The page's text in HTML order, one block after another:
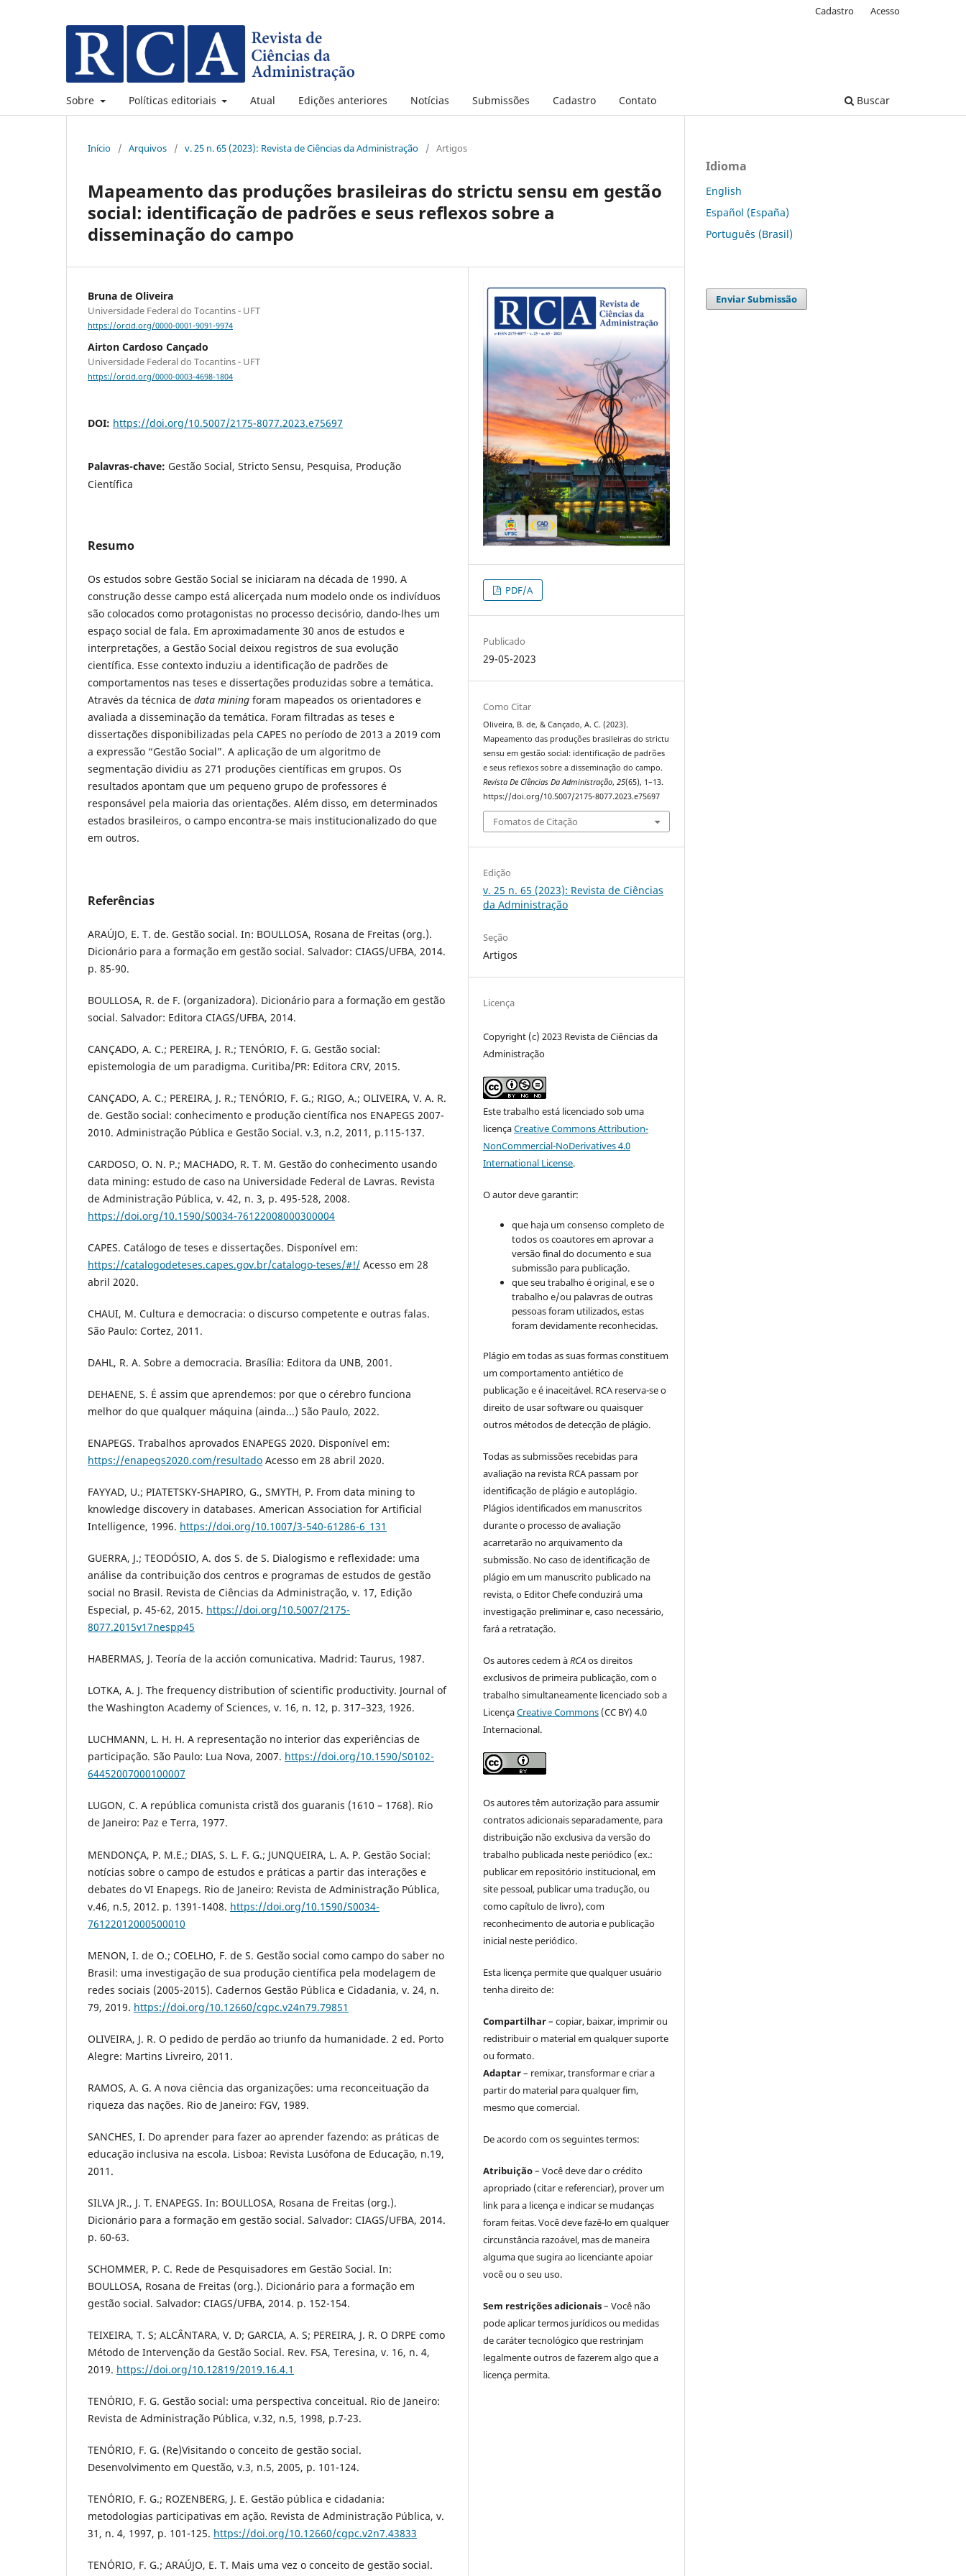
Sobre Políticas editoriais Atual Edições anteriores Notícias Submissões Cadastro Contato Buscar
Cadastro Acesso
Início / Arquivos / v. 25 n. 65 (2023): Revista de Ciências da Administração / Artigos
Mapeamento das produções brasileiras do strictu sensu em gestão
social: identificação de padrões e seus reflexos sobre a
disseminação do campo
Bruna de Oliveira
Universidade Federal do Tocantins - UFT
https://orcid.org/0000-0001-9091-9974
Airton Cardoso Cançado
Universidade Federal do Tocantins - UFT
https://orcid.org/0000-0003-4698-1804
DOI: https://doi.org/10.5007/2175-8077.2023.e75697
Palavras-chave: Gestão Social, Stricto Sensu, Pesquisa, Produção
Científica
Resumo
Os estudos sobre Gestão Social se iniciaram na década de 1990. A
construção desse campo está alicerçada num modelo onde os indivíduos
são colocados como protagonistas no processo decisório, dando-lhes um
espaço social de fala. Em aproximadamente 30 anos de estudos e
interpretações, a Gestão Social deixou registros de sua evolução
científica. Esse contexto induziu a identificação de padrões de
comportamentos nas teses e dissertações produzidas sobre a temática.
Através da técnica de data mining foram mapeados os orientadores e
avaliada a disseminação da temática. Foram filtradas as teses e
dissertações disponibilizadas pela CAPES no período de 2013 a 2019 com
a expressão “Gestão Social”. A aplicação de um algoritmo de
segmentação dividiu as 271 produções científicas em grupos. Os
resultados apontam que um pequeno grupo de professores é
responsável pela maioria das orientações. Além disso, em determinados
estados brasileiros, o campo encontra-se mais institucionalizado do que
em outros.
Referências
ARAÚJO, E. T. de. Gestão social. In: BOULLOSA, Rosana de Freitas (org.).
Dicionário para a formação em gestão social. Salvador: CIAGS/UFBA, 2014.
p. 85-90.
BOULLOSA, R. de F. (organizadora). Dicionário para a formação em gestão
social. Salvador: Editora CIAGS/UFBA, 2014.
CANÇADO, A. C.; PEREIRA, J. R.; TENÓRIO, F. G. Gestão social:
epistemologia de um paradigma. Curitiba/PR: Editora CRV, 2015.
CANÇADO, A. C.; PEREIRA, J. R.; TENÓRIO, F. G.; RIGO, A.; OLIVEIRA, V. A. R.
de. Gestão social: conhecimento e produção científica nos ENAPEGS 2007-
2010. Administração Pública e Gestão Social. v.3, n.2, 2011, p.115-137.
CARDOSO, O. N. P.; MACHADO, R. T. M. Gestão do conhecimento usando
data mining: estudo de caso na Universidade Federal de Lavras. Revista
de Administração Pública, v. 42, n. 3, p. 495-528, 2008.
https://doi.org/10.1590/S0034-76122008000300004
CAPES. Catálogo de teses e dissertações. Disponível em:
https://catalogodeteses.capes.gov.br/catalogo-teses/#!/ Acesso em 28
abril 2020.
CHAUI, M. Cultura e democracia: o discurso competente e outras falas.
São Paulo: Cortez, 2011.
DAHL, R. A. Sobre a democracia. Brasília: Editora da UNB, 2001.
DEHAENE, S. É assim que aprendemos: por que o cérebro funciona
melhor do que qualquer máquina (ainda...) São Paulo, 2022.
ENAPEGS. Trabalhos aprovados ENAPEGS 2020. Disponível em:
https://enapegs2020.com/resultado Acesso em 28 abril 2020.
FAYYAD, U.; PIATETSKY-SHAPIRO, G., SMYTH, P. From data mining to
knowledge discovery in databases. American Association for Artificial
Intelligence, 1996. https://doi.org/10.1007/3-540-61286-6_131
GUERRA, J.; TEODÓSIO, A. dos S. de S. Dialogismo e reflexidade: uma
análise da contribuição dos centros e programas de estudos de gestão
social no Brasil. Revista de Ciências da Administração, v. 17, Edição
Especial, p. 45-62, 2015. https://doi.org/10.5007/2175-
8077.2015v17nespp45
HABERMAS, J. Teoría de la acción comunicativa. Madrid: Taurus, 1987.
LOTKA, A. J. The frequency distribution of scientific productivity. Journal of
the Washington Academy of Sciences, v. 16, n. 12, p. 317–323, 1926.
LUCHMANN, L. H. H. A representação no interior das experiências de
participação. São Paulo: Lua Nova, 2007. https://doi.org/10.1590/S0102-
64452007000100007
LUGON, C. A república comunista cristã dos guaranis (1610 – 1768). Rio
de Janeiro: Paz e Terra, 1977.
MENDONÇA, P. M.E.; DIAS, S. L. F. G.; JUNQUEIRA, L. A. P. Gestão Social:
notícias sobre o campo de estudos e práticas a partir das interações e
debates do VI Enapegs. Rio de Janeiro: Revista de Administração Pública,
v.46, n.5, 2012. p. 1391-1408. https://doi.org/10.1590/S0034-
76122012000500010
MENON, I. de O.; COELHO, F. de S. Gestão social como campo do saber no
Brasil: uma investigação de sua produção científica pela modelagem de
redes sociais (2005-2015). Cadernos Gestão Pública e Cidadania, v. 24, n.
79, 2019. https://doi.org/10.12660/cgpc.v24n79.79851
OLIVEIRA, J. R. O pedido de perdão ao triunfo da humanidade. 2 ed. Porto
Alegre: Martins Livreiro, 2011.
RAMOS, A. G. A nova ciência das organizações: uma reconceituação da
riqueza das nações. Rio de Janeiro: FGV, 1989.
SANCHES, I. Do aprender para fazer ao aprender fazendo: as práticas de
educação inclusiva na escola. Lisboa: Revista Lusófona de Educação, n.19,
2011.
SILVA JR., J. T. ENAPEGS. In: BOULLOSA, Rosana de Freitas (org.).
Dicionário para a formação em gestão social. Salvador: CIAGS/UFBA, 2014.
p. 60-63.
SCHOMMER, P. C. Rede de Pesquisadores em Gestão Social. In:
BOULLOSA, Rosana de Freitas (org.). Dicionário para a formação em
gestão social. Salvador: CIAGS/UFBA, 2014. p. 152-154.
TEIXEIRA, T. S; ALCÂNTARA, V. D; GARCIA, A. S; PEREIRA, J. R. O DRPE como
Método de Intervenção da Gestão Social. Rev. FSA, Teresina, v. 16, n. 4,
2019. https://doi.org/10.12819/2019.16.4.1
TENÓRIO, F. G. Gestão social: uma perspectiva conceitual. Rio de Janeiro:
Revista de Administração Pública, v.32, n.5, 1998, p.7-23.
TENÓRIO, F. G. (Re)Visitando o conceito de gestão social.
Desenvolvimento em Questão, v.3, n.5, 2005, p. 101-124.
TENÓRIO, F. G.; ROZENBERG, J. E. Gestão pública e cidadania:
metodologias participativas em ação. Revista de Administração Pública, v.
31, n. 4, 1997, p. 101-125. https://doi.org/10.12660/cgpc.v2n7.43833
TENÓRIO, F. G.; ARAÚJO, E. T. Mais uma vez o conceito de gestão social.
PDF/A
Publicado
29-05-2023
Como Citar
Oliveira, B. de, & Cançado, A. C. (2023).
Mapeamento das produções brasileiras do strictu
sensu em gestão social: identificação de padrões
e seus reflexos sobre a disseminação do campo.
Revista De Ciências Da Administração,25(65), 1–13.
https://doi.org/10.5007/2175-8077.2023.e75697
Fomatos de Citação
Edição
v. 25 n. 65 (2023): Revista de Ciências
da Administração
Seção
Artigos
Licença
Copyright (c) 2023 Revista de Ciências da
Administração
Este trabalho está licenciado sob uma
licençaCreative Commons Attribution-
NonCommercial-NoDerivatives 4.0
International License.
O autor deve garantir:
que haja um consenso completo de
todos os coautores em aprovar a
versão final do documento e sua
submissão para publicação.
que seu trabalho é original, e se o
trabalho e/ou palavras de outras
pessoas foram utilizados, estas
foram devidamente reconhecidas.
Plágio em todas as suas formas constituem
um comportamento antiético de
publicação e é inaceitável. RCA reserva-se o
direito de usar software ou quaisquer
outros métodos de detecção de plágio.
Todas as submissões recebidas para
avaliação na revista RCA passam por
identificação de plágio e autoplágio.
Plágios identificados em manuscritos
durante o processo de avaliação
acarretarão no arquivamento da
submissão. No caso de identificação de
plágio em um manuscrito publicado na
revista, o Editor Chefe conduzirá uma
investigação preliminar e, caso necessário,
fará a retratação.
Os autores cedem àRCAos direitos
exclusivos de primeira publicação, com o
trabalho simultaneamente licenciado sob a
LicençaCreative Commons (CC BY) 4.0
Internacional.
Os autores têm autorização para assumir
contratos adicionais separadamente, para
distribuição não exclusiva da versão do
trabalho publicada neste periódico (ex.:
publicar em repositório institucional, em
site pessoal, publicar uma tradução, ou
como capítulo de livro), com
reconhecimento de autoria e publicação
inicial neste periódico.
Esta licença permite que qualquer usuário
tenha direito de:
Compartilhar– copiar, baixar, imprimir ou
redistribuir o material em qualquer suporte
ou formato.
Adaptar– remixar, transformar e criar a
partir do material para qualquer fim,
mesmo que comercial.
De acordo com os seguintes termos:
Atribuição– Você deve dar o crédito
apropriado (citar e referenciar), prover um
link para a licença e indicar se mudanças
foram feitas. Você deve fazê-lo em qualquer
circunstância razoável, mas de maneira
alguma que sugira ao licenciante apoiar
você ou o seu uso.
Sem restrições adicionais– Você não
pode aplicar termos jurídicos ou medidas
de caráter tecnológico que restrinjam
legalmente outros de fazerem algo que a
licença permita.
Idioma
English
Español (España)
Português (Brasil)
Enviar Submissão